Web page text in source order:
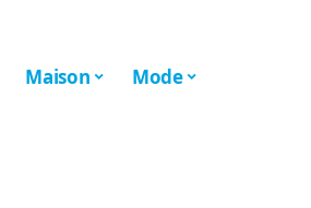
Maison Mode